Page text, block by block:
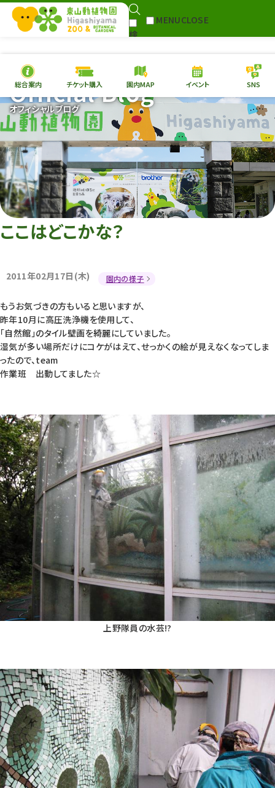
検
MENUCLOSE
本日の開園情報 チケ
園内MAP イベント
総合案内
動物園 植物園
再生プラン
東山動植物園
への支援
総合案内 チケット購入 園内MAP イベント SNS
オフィシャルブログ
Official Blog
ここはどこかな？
2011年02月17日(木) 園内の様子
もうお気づきの方もいると思いますが、
昨年10月に高圧洗浄機を使用して、
「自然館」のタイル壁画を綺麗にしていました。
湿気が多い場所だけにコケがはえて、せっかくの絵が見えなくなってしま
ったので、team
作業班 出動してました☆
上野隊員の水芸!?